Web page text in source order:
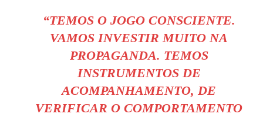
“TEMOS O JOGO CONSCIENTE.
VAMOS INVESTIR MUITO NA
PROPAGANDA. TEMOS
INSTRUMENTOS DE
ACOMPANHAMENTO, DE
VERIFICAR O COMPORTAMENTO